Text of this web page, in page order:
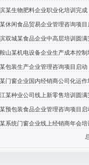
某生物肥料企业职业化培训完成
休闲食品贸易企业管理咨询项目
双城某食品企业中高层培训圆满
山某机电设备企业生产成本控制
包装生产企业管理咨询项目启动
门窗企业国内经销商公司化运作
某种业公司线上新零售培训圆满
预包装食品企业管理咨询项目启
系统门窗企业线上经销商年会培